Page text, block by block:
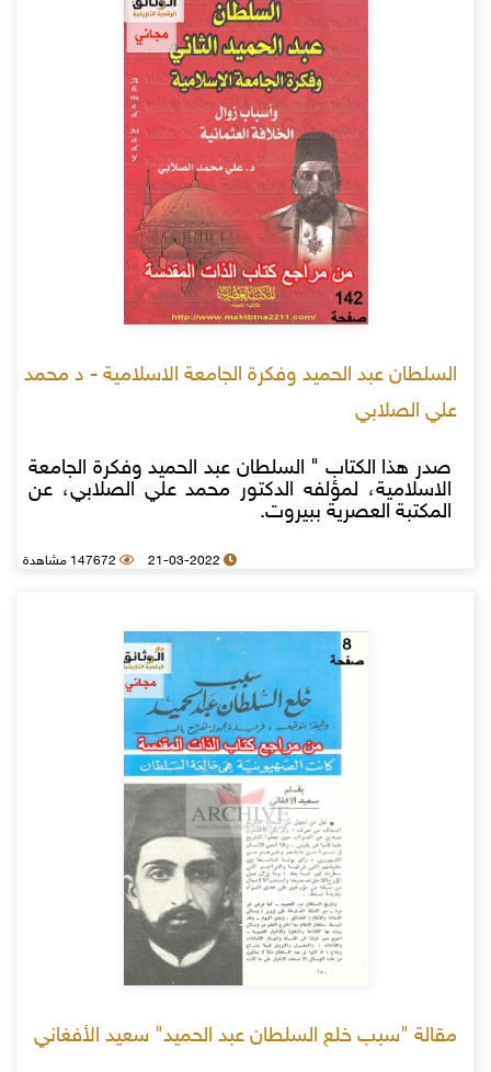
السلطان عبد الحميد وفكرة الجامعة الاسلامية - د محمد
علي الصلابي
صدر هذا الكتاب " السلطان عبد الحميد وفكرة الجامعة
الاسلامية، لمؤلفه الدكتور محمد علي الصلابي، عن
المكتبة العصرية ببيروت.
21-03-2022 147672 مشاهدة
مقالة "سبب خلع السلطان عبد الحميد" سعيد الأفغاني